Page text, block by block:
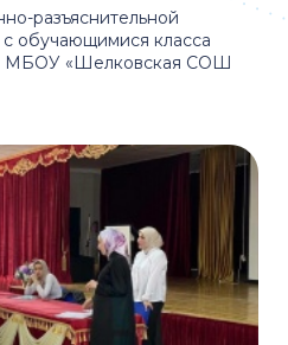
разъяснительной
обучающимися класса
МБОУ «Шелковская СОШ